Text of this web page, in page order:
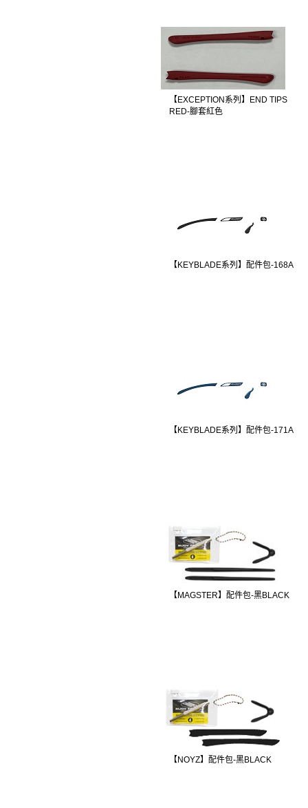
【EXCEPTION系列】END TIPS
RED-腳套紅色
【KEYBLADE系列】配件包-168A
【KEYBLADE系列】配件包-171A
【MAGSTER】配件包-黑BLACK
【NOYZ】配件包-黑BLACK